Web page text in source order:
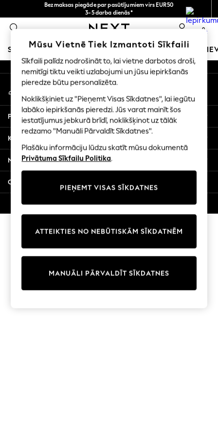
Bezmaksas piegāde par pasūtījumiem virs EUR50
3-5 darba dienās*
Tagad jūs varat
iepirkties latviešu valodā!
0
SKOLAS APĢĒRBS MEITENES ZĒNI MAZULIS
SCHOOLWEAR
All Boys Schoolwear
Shoes
Trousers
Shorts
Shirts
Polo Shirts
Sweatshirts & Jumpers
Multipacks
All Boys Sport & Swimwear
Swimwear
Tops
Joggers
An error occurred on client
Mūsu sociālie tīkli
Mans konts
Pierakstieties savā kontā
Palīdzība
Konfidencialitāte un juridiskā informācija
Nodaļas
Citi pakalpojumi
© 2026 Next Germany GmbH. Visas tiesības aizsargātas.
Mūsu Vietnē Tiek Izmantoti Sīkfaili
Sīkfaili palīdz nodrošināt to, lai vietne darbotos droši,
nemitīgi tiktu veikti uzlabojumi un jūsu iepirkšanās
pieredze būtu personalizēta.
Noklikšķiniet uz "Pieņemt Visas Sīkdatnes", lai iegūtu
labāko iepirkšanās pieredzi. Jūs varat mainīt šos
iestatījumus jebkurā brīdī, noklikšķinot uz tālāk
redzamo "Manuāli Pārvaldīt Sīkdatnes".
Plašāku informāciju lūdzu skatīt mūsu dokumentā
Privātuma Sīkfailu Politika.
PIEŅEMT VISAS SĪKDATNES
MANUĀLI PĀRVALDĪT SĪKDATNES
ATTEIKTIES NO NEBŪTISKĀM SĪKDATNĒM